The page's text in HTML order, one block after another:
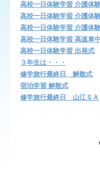
高校一日体験学習 介護体
高校一日体験学習 介護体
高校一日体験学習 介護体
高校一日体験学習 高速車
高校一日体験学習 出発式
３年生は・・・
修学旅行最終日 解散式
宿泊学習 解散式
修学旅行最終日 山江ＳＡ